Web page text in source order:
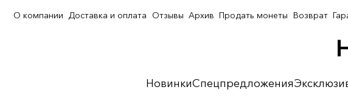
НовинкиСпецпредложения
О компании Доставка и оплата Отзывы Архив Продать монеты Возврат